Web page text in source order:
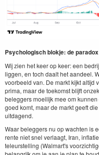
Psychologisch blokje: de
Wij zien het keer op keer: een
liggen, en toch daalt het aandeel.
voorbeeld van. De markt kijkt altijd
prima, maar de toekomst blijft
beleggers moeilijk mee om
goed komt, maar de markt geeft
uitdagend.
Waar beleggers nu op wachten is
rente niet snel verlaagt, Iran,
teleurstelling (Walmart's